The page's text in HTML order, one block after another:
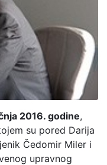
2016. godine,
su pored Darija
Čedomir Miler i
upravnog